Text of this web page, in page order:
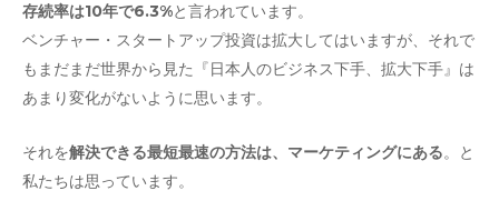
存続率は10年で6.3%と言われています。
ベンチャー・スタートアップ投資は拡大してはいますが、それで
もまだまだ世界から見た『日本人のビジネス下手、拡大下手』は
あまり変化がないように思います。
それを解決できる最短最速の方法は、マーケティングにある。と
私たちは思っています。